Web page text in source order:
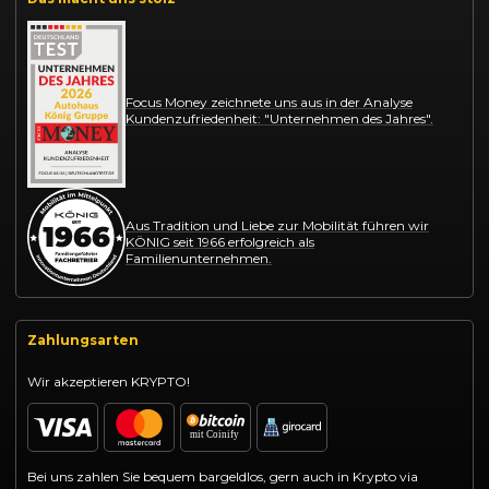
Focus Money zeichnete uns aus in der Analyse
Kundenzufriedenheit: "Unternehmen des Jahres".
Aus Tradition und Liebe zur Mobilität führen wir
KÖNIG seit 1966 erfolgreich als
Familienunternehmen.
Zahlungsarten
Wir akzeptieren KRYPTO!
Bei uns zahlen Sie bequem bargeldlos, gern auch in Krypto via